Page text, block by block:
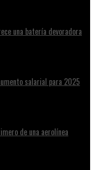
una batería devoradora
salarial para 2025
de una aerolínea